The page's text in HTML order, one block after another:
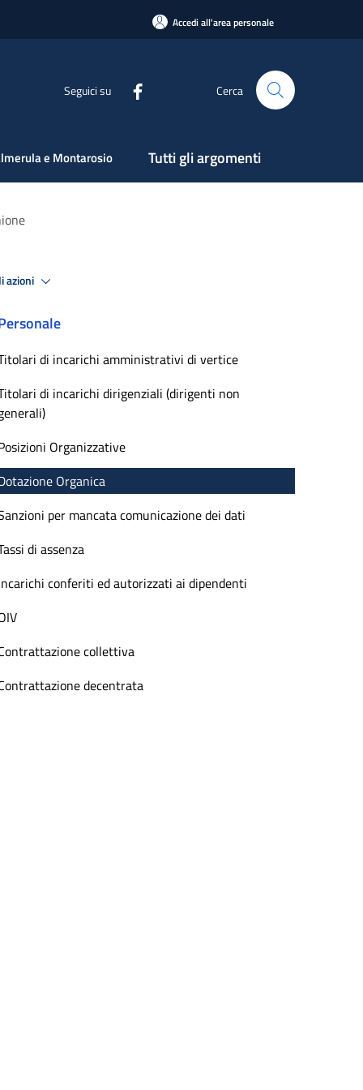
Accedi all'area personale
Seguici su Cerca
e Montarosio Tutti gli argomenti
azioni
di incarichi amministrativi di vertice
di incarichi dirigenziali (dirigenti non
Organizzative
Organica
per mancata comunicazione dei dati
di assenza
conferiti ed autorizzati ai dipendenti
collettiva
decentrata